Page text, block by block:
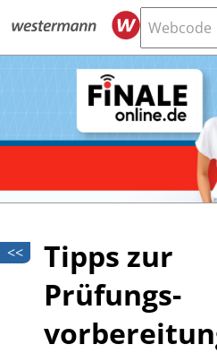
<<
Tipps zur
Prüfungs­